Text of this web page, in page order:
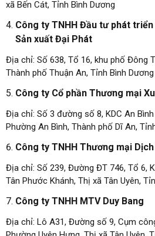
xã Bến Cát, Tỉnh Bình Dương
Công ty TNHH Đầu tư phát
Sản xuất Đại Phát
Địa chỉ: Số 638, Tổ 16, khu phố Đông
Thành phố Thuận An, Tỉnh Bình Dương
Công ty Cổ phần Thương mại
Địa chỉ: Số 3 đường số 8, KDC An
Phường An Bình, Thành phố Dĩ An,
Công ty TNHH Thương mại Dịch
Địa chỉ: Số 239, Đường ĐT 746, Tổ 6,
Tân Phước Khánh, Thị xã Tân Uyên,
Công ty TNHH MTV Duy Bang
Địa chỉ: Lô A31, Đường số 9, Cụm